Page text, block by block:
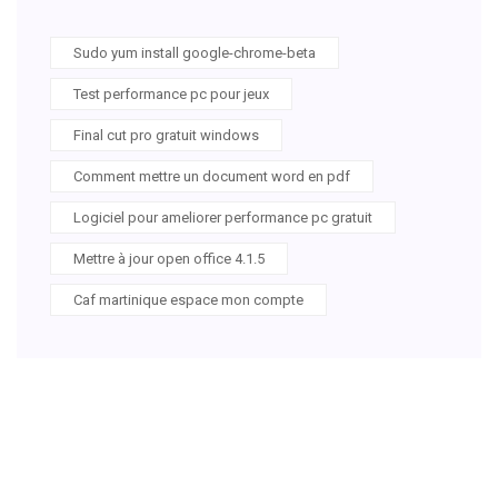
Sudo yum install google-chrome-beta
Test performance pc pour jeux
Final cut pro gratuit windows
Comment mettre un document word en pdf
Logiciel pour ameliorer performance pc gratuit
Mettre à jour open office 4.1.5
Caf martinique espace mon compte